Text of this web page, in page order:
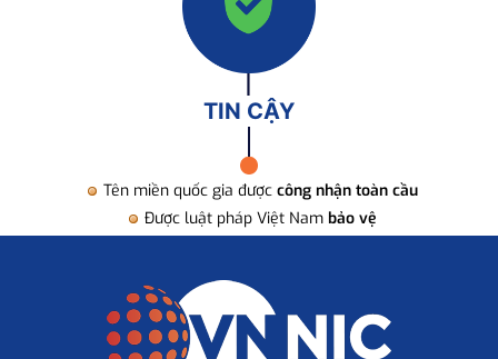
TIN CẬY
Tên miền quốc gia được công nhận toàn cầu
Được luật pháp Việt Nam bảo vệ